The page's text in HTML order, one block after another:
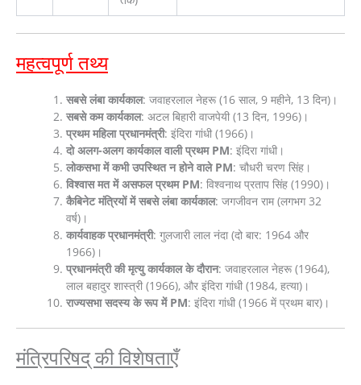
महत्वपूर्ण तथ्य
सबसे लंबा कार्यकाल: जवाहरलाल नेहरू (16 साल, 9 महीने, 13 दिन)।
सबसे कम कार्यकाल: अटल बिहारी वाजपेयी (13 दिन, 1996)।
प्रथम महिला प्रधानमंत्री: इंदिरा गांधी (1966)।
दो अलग-अलग कार्यकाल वाली प्रथम PM: इंदिरा गांधी।
लोकसभा में कभी उपस्थित न होने वाले PM: चौधरी चरण सिंह।
विश्वास मत में असफल प्रथम PM: विश्वनाथ प्रताप सिंह (1990)।
कैबिनेट मंत्रियों में सबसे लंबा कार्यकाल: जगजीवन राम (लगभग 32
वर्ष)।
कार्यवाहक प्रधानमंत्री: गुलजारी लाल नंदा (दो बार: 1964 और
1966)।
प्रधानमंत्री की मृत्यु कार्यकाल के दौरान: जवाहरलाल नेहरू (1964),
लाल बहादुर शास्त्री (1966), और इंदिरा गांधी (1984, हत्या)।
राज्यसभा सदस्य के रूप में PM: इंदिरा गांधी (1966 में प्रथम बार)।
मंत्रिपरिषद् की विशेषताएँ